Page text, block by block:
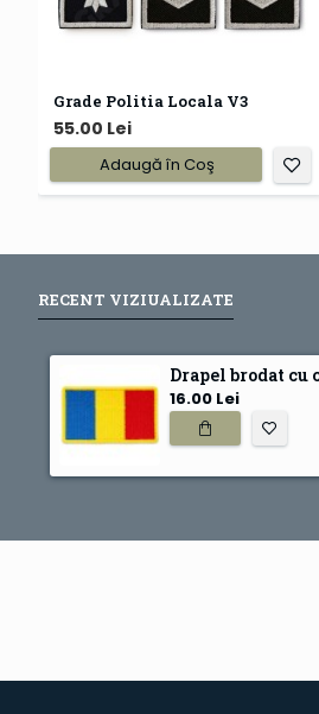
Grade Politia Locala V3
55.00 Lei
Adaugă în Coş
RECENT VIZIUALIZATE
16.00 Lei